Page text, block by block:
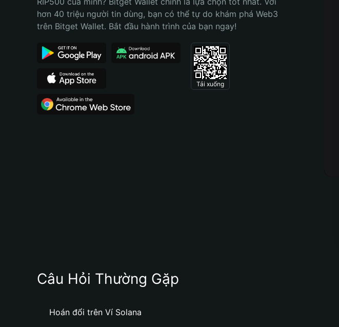
Português (Brasil)
hơn 40 triệu người tin dùng, bạn có thể tự do khám phá Web3
trên Bitget Wallet. Bắt đầu hành trình của bạn ngay!
Tải xuống
Câu Hỏi Thường Gặp
Hoán đổi trên Ví Solana